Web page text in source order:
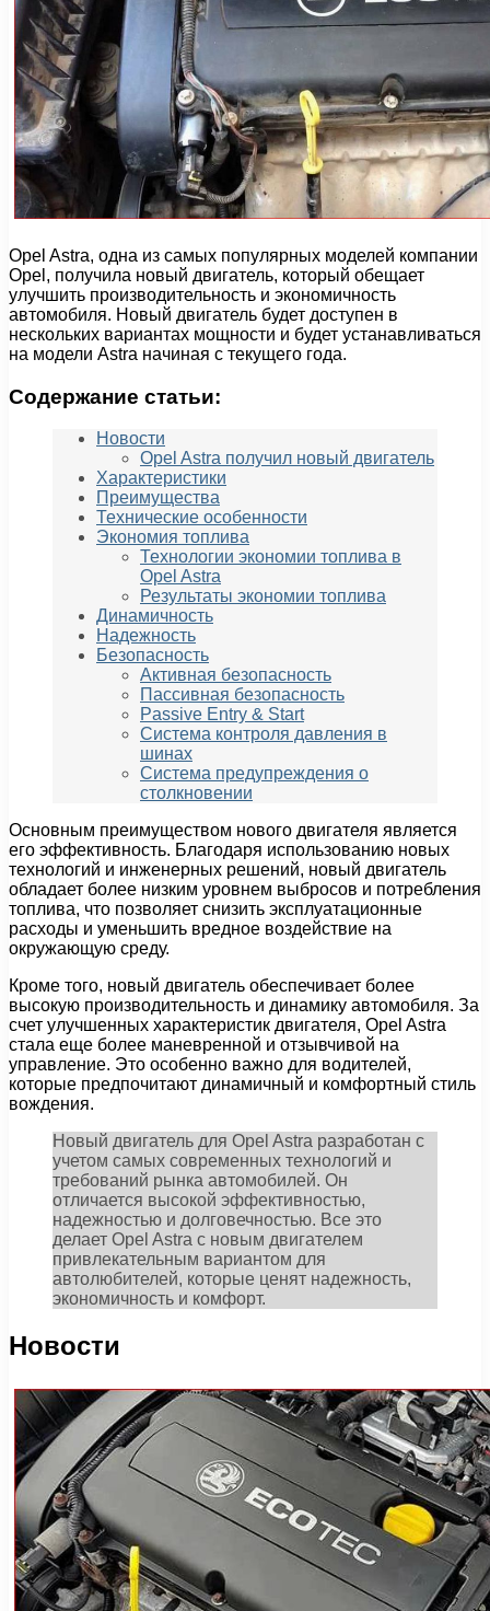
Opel Astra, одна из самых популярных моделей компании
Opel, получила новый двигатель, который обещает
улучшить производительность и экономичность
автомобиля. Новый двигатель будет доступен в
нескольких вариантах мощности и будет устанавливаться
на модели Astra начиная с текущего года.
Содержание статьи:
Новости
Opel Astra получил новый двигатель
Характеристики
Преимущества
Технические особенности
Экономия топлива
Технологии экономии топлива в
Opel Astra
Результаты экономии топлива
Динамичность
Надежность
Безопасность
Активная безопасность
Пассивная безопасность
Passive Entry & Start
Система контроля давления в
шинах
Система предупреждения о
столкновении
Основным преимуществом нового двигателя является
его эффективность. Благодаря использованию новых
технологий и инженерных решений, новый двигатель
обладает более низким уровнем выбросов и потребления
топлива, что позволяет снизить эксплуатационные
расходы и уменьшить вредное воздействие на
окружающую среду.
Кроме того, новый двигатель обеспечивает более
высокую производительность и динамику автомобиля. За
счет улучшенных характеристик двигателя, Opel Astra
стала еще более маневренной и отзывчивой на
управление. Это особенно важно для водителей,
которые предпочитают динамичный и комфортный стиль
вождения.
Новый двигатель для Opel Astra разработан с
учетом самых современных технологий и
требований рынка автомобилей. Он
отличается высокой эффективностью,
надежностью и долговечностью. Все это
делает Opel Astra с новым двигателем
привлекательным вариантом для
автолюбителей, которые ценят надежность,
экономичность и комфорт.
Новости